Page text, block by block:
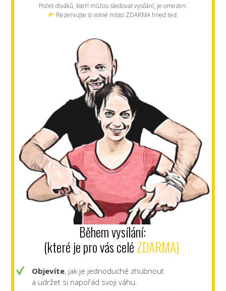
Počet diváků, kteří můžou sledovat vysílání, je omezen.
Rezervujte si volné místo ZDARMA hned teď.
Během vysílání:
(které je pro vás celéZDARMA)
Objevíte, jak je jednoduché zhubnout
a udržet si napořád svoji váhu.